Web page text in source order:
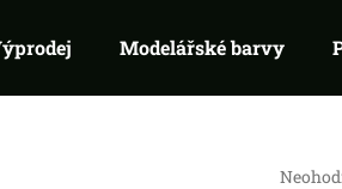
Modelářské barvy